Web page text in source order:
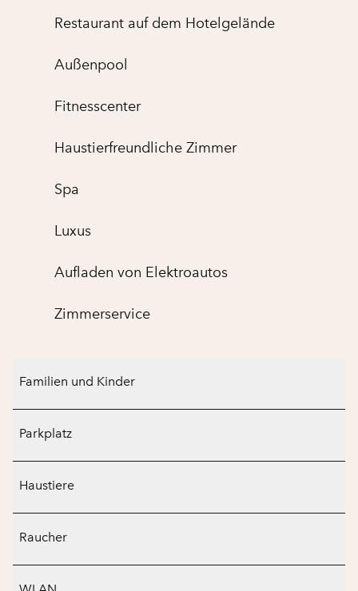
Restaurant auf dem Hotelgelände
Außenpool
Fitnesscenter
Haustier­freundliche Zimmer
Spa
Luxus
Aufladen von Elektroautos
Zimmer­service
Familien und Kinder
Parkplatz
Haustiere
Raucher